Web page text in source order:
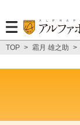
TOP > 霜月 雄之助 >